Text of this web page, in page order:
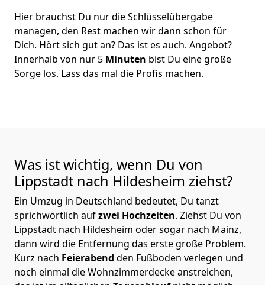
Hier brauchst Du nur die Schlüsselübergabe
managen, den Rest machen wir dann schon für
Dich. Hört sich gut an? Das ist es auch. Angebot?
Innerhalb von nur 5 Minuten bist Du eine große
Sorge los. Lass das mal die Profis machen.
Was ist wichtig, wenn Du von
Lippstadt nach Hildesheim ziehst?
Ein Umzug in Deutschland bedeutet, Du tanzt
sprichwörtlich aufzwei Hochzeiten. Ziehst Du von
Lippstadt nach Hildesheim oder sogar nach Mainz,
dann wird die Entfernung das erste große Problem.
Kurz nach Feierabend den Fußboden verlegen und
noch einmal die Wohnzimmerdecke anstreichen,